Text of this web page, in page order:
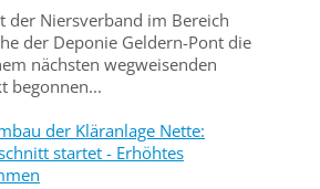
der Niersverband im Bereich
der Deponie Geldern-Pont die
nächsten wegweisenden
begonnen...
der Kläranlage Nette:
startet - Erhöhtes